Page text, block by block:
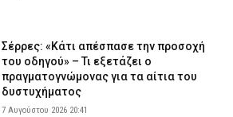
Σέρρες: «Κάτι απέσπασε την προσοχή
του οδηγού» – Τι εξετάζει ο
πραγματογνώμονας για τα αίτια του
δυστυχήματος
7 Αυγούστου 2026 20:41